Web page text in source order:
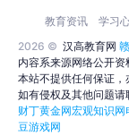
2026 © 汉高教育网
内容系来源网络公开
本站不提供任何保证，
如有侵权及其他问题
财丁黄金网宏观知识网
豆游戏网
教育资讯 学习